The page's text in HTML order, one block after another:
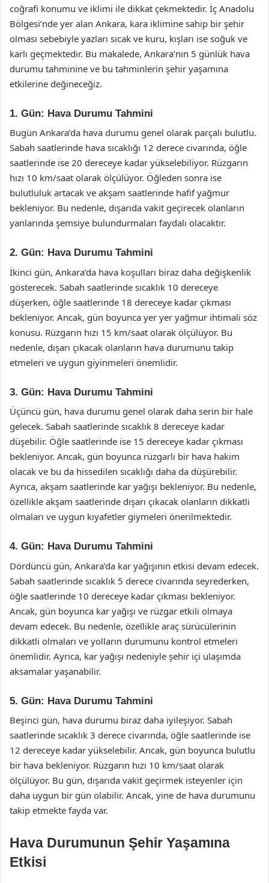
coğrafi konumu ve iklimi ile dikkat çekmektedir. İç Anadolu
Bölgesi’nde yer alan Ankara, kara iklimine sahip bir şehir
olması sebebiyle yazları sıcak ve kuru, kışları ise soğuk ve
karlı geçmektedir. Bu makalede, Ankara’nın 5 günlük hava
durumu tahminine ve bu tahminlerin şehir yaşamına
etkilerine değineceğiz.
1. Gün: Hava Durumu Tahmini
Bugün Ankara’da hava durumu genel olarak parçalı bulutlu.
Sabah saatlerinde hava sıcaklığı 12 derece civarında, öğle
saatlerinde ise 20 dereceye kadar yükselebiliyor. Rüzgarın
hızı 10 km/saat olarak ölçülüyor. Öğleden sonra ise
bulutluluk artacak ve akşam saatlerinde hafif yağmur
bekleniyor. Bu nedenle, dışarıda vakit geçirecek olanların
yanlarında şemsiye bulundurmaları faydalı olacaktır.
2. Gün: Hava Durumu Tahmini
İkinci gün, Ankara’da hava koşulları biraz daha değişkenlik
gösterecek. Sabah saatlerinde sıcaklık 10 dereceye
düşerken, öğle saatlerinde 18 dereceye kadar çıkması
bekleniyor. Ancak, gün boyunca yer yer yağmur ihtimali söz
konusu. Rüzgarın hızı 15 km/saat olarak ölçülüyor. Bu
nedenle, dışarı çıkacak olanların hava durumunu takip
etmeleri ve uygun giyinmeleri önemlidir.
3. Gün: Hava Durumu Tahmini
Üçüncü gün, hava durumu genel olarak daha serin bir hale
gelecek. Sabah saatlerinde sıcaklık 8 dereceye kadar
düşebilir. Öğle saatlerinde ise 15 dereceye kadar çıkması
bekleniyor. Ancak, gün boyunca rüzgarlı bir hava hakim
olacak ve bu da hissedilen sıcaklığı daha da düşürebilir.
Ayrıca, akşam saatlerinde kar yağışı bekleniyor. Bu nedenle,
özellikle akşam saatlerinde dışarı çıkacak olanların dikkatli
olmaları ve uygun kıyafetler giymeleri önerilmektedir.
4. Gün: Hava Durumu Tahmini
Dördüncü gün, Ankara’da kar yağışının etkisi devam edecek.
Sabah saatlerinde sıcaklık 5 derece civarında seyrederken,
öğle saatlerinde 10 dereceye kadar çıkması bekleniyor.
Ancak, gün boyunca kar yağışı ve rüzgar etkili olmaya
devam edecek. Bu nedenle, özellikle araç sürücülerinin
dikkatli olmaları ve yolların durumunu kontrol etmeleri
önemlidir. Ayrıca, kar yağışı nedeniyle şehir içi ulaşımda
aksamalar yaşanabilir.
5. Gün: Hava Durumu Tahmini
Beşinci gün, hava durumu biraz daha iyileşiyor. Sabah
saatlerinde sıcaklık 3 derece civarında, öğle saatlerinde ise
12 dereceye kadar yükselebilir. Ancak, gün boyunca bulutlu
bir hava bekleniyor. Rüzgarın hızı 10 km/saat olarak
ölçülüyor. Bu gün, dışarıda vakit geçirmek isteyenler için
daha uygun bir gün olabilir. Ancak, yine de hava durumunu
takip etmekte fayda var.
Hava Durumunun Şehir Yaşamına
Etkisi